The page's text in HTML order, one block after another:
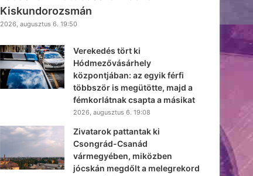
Kiskundorozsmán
2026, augusztus 6. 19:50
Verekedés tört ki
Hódmezővásárhely
központjában: az egyik férfi
többször is megütötte, majd a
fémkorlátnak csapta a másikat
2026, augusztus 6. 19:08
Zivatarok pattantak ki
Csongrád-Csanád
vármegyében, miközben
jócskán megdőlt a melegrekord